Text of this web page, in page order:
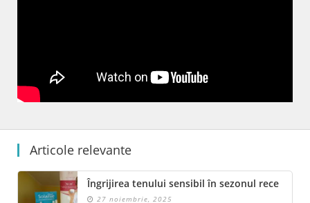
Articole relevante
Îngrijirea tenului sensibil în sezonul rece
27 noiembrie, 2025